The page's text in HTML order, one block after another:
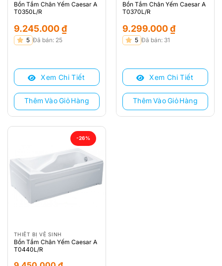
Bồn Tắm Chân Yếm Caesar A
T0350L/R
9.245.000₫
5 Đã bán: 25
Xem Chi Tiết
Thêm Vào Giỏ Hàng
Bồn Tắm Chân Yếm Caesar A
T0370L/R
9.299.000₫
5 Đã bán: 31
Xem Chi Tiết
Thêm Vào Giỏ Hàng
-26%
THIẾT BỊ VỆ SINH
Bồn Tắm Chân Yếm Caesar A
T0440L/R